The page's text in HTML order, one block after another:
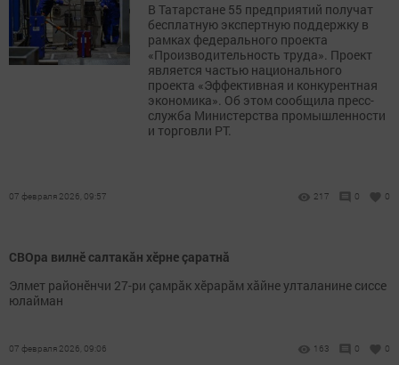
В Татарстане 55 предприятий получат
бесплатную экспертную поддержку в
рамках федерального проекта
«Производительность труда». Проект
является частью национального
проекта «Эффективная и конкурентная
экономика». Об этом сообщила пресс-
служба Министерства промышленности
и торговли РТ.
07 февраля 2026, 09:57 217 0 0
СВОра вилнӗ салтакăн хӗрне çаратнă
Элмет районӗнчи 27-ри çамрăк хӗрарăм хăйне улталанине сиссе
юлайман
07 февраля 2026, 09:06 163 0 0